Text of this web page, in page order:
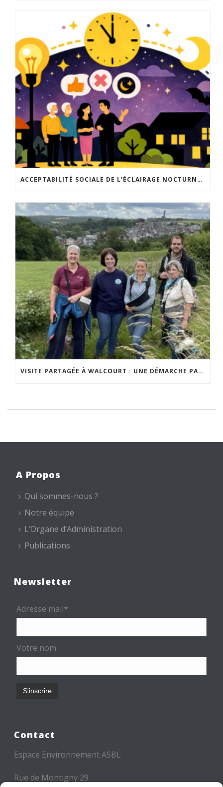
ACCEPTABILITÉ SOCIALE DE L’ÉCLAIRAGE NOCTURNE : LE REPLAY EST DISPONIBLE
VISITE PARTAGÉE À WALCOURT : UNE DÉMARCHE PARTICIPATIVE ANIMÉE PAR ESPACE ENVIRONNEMENT
A Propos
Qui sommes-nous ?
Notre équipe
L’Organe d’Administration
Publications
Newsletter
Adresse mail*
Votre nom
Contact
Espace Environnement ASBL
Rue de Montigny 29